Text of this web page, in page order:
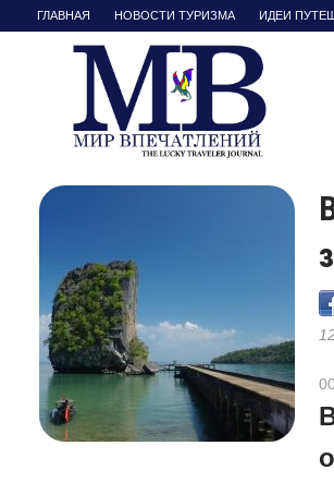
ГЛАВНАЯ НОВОСТИ ТУРИЗМА ИДЕИ